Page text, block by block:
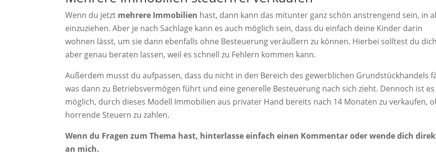
Wenn du jetzt mehrere Immobilien hast, dann kann das mitunter ganz schön anstrengend sein, in
einzuziehen. Aber je nach Sachlage kann es auch möglich sein, dass du einfach deine Kinder darin
wohnen lässt, um sie dann ebenfalls ohne Besteuerung veräußern zu können. Hierbei solltest du dich
aber genau beraten lassen, weil es schnell zu Fehlern kommen kann.
Außerdem musst du aufpassen, dass du nicht in den Bereich des gewerblichen Grundstückhandels
was dann zu Betriebsvermögen führt und eine generelle Besteuerung nach sich zieht. Dennoch ist es
möglich, durch dieses Modell Immobilien aus privater Hand bereits nach 14 Monaten zu verkaufen,
horrende Steuern zu zahlen.
Wenn du Fragen zum Thema hast, hinterlasse einfach einen Kommentar oder wende dich
an mich.